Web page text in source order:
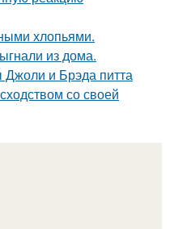
хлопьями.
из дома.
и Брэда питта
со своей